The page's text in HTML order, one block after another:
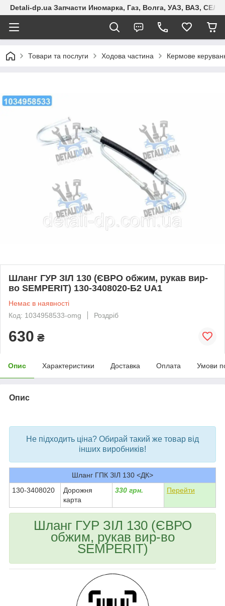
Detali-dp.ua Запчасти Иномарка, Газ, Волга, УАЗ, ВАЗ,
Товари та послуги Ходова частина Кермове
Шланг ГУР ЗІЛ 130 (ЄВРО обжим, рукав вир-
во SEMPERIT) 130-3408020-Б2 UA1
Немає в наявності
Код: 1034958533-omg
Роздріб
630 ₴
Опис Характеристики Доставка Оплата Умови
Опис
Не підходить ціна? Обирай такий же товар від
інших виробників!
Шланг ГПК ЗІЛ 130 <ДК>
130-3408020
Дорожня
карта
330 грн. Перейти
Шланг ГУР ЗІЛ 130 (ЄВРО
обжим, рукав вир-во
SEMPERIT)